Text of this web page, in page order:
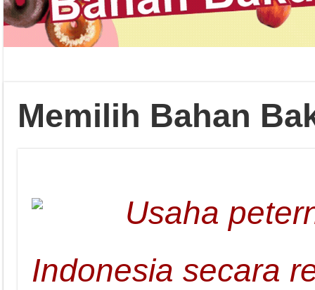
Memilih Bahan
Usaha
Indonesia secara